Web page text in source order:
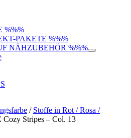
%%%
PAKETE %%%
NÄHZUBEHÖR %%%
/ Stoffe in Rot / Rosa /
Stripes – Col. 13